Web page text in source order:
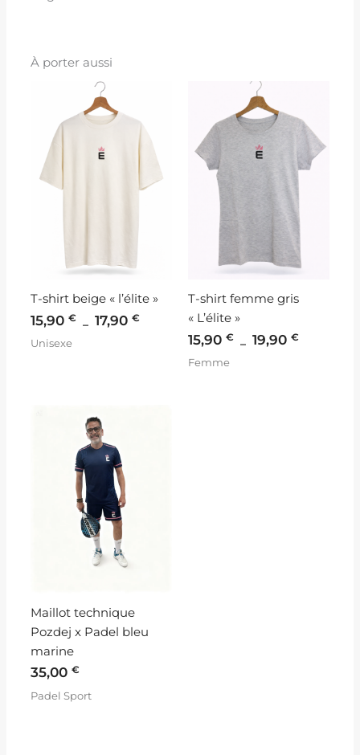
À porter aussi
T-shirt beige « l’élite »
15,90€
– 17,90€
15,90 €
à
17,90 €
Unisexe
T-shirt femme gris
« L’élite »
15,90 €
– 19,90 €
15,90 €
19,90 €
Femme
Maillot technique
Pozdej x Padel bleu
marine
35,00€
Padel Sport